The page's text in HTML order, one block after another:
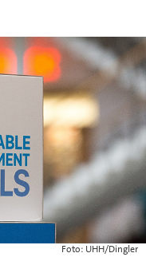
Foto: UHH/Dingler